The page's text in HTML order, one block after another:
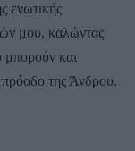
ενωτικής
μου, καλώντας
μπορούν και
της Άνδρου.